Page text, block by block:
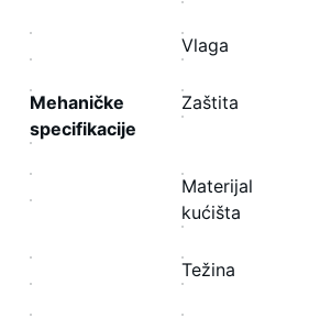
Vlaga
Mehaničke
specifikacije
Zaštita
Materijal
kućišta
Težina